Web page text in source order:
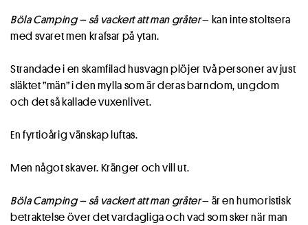
Böla Camping – så vackert att man gråter– kan inte stoltsera
med svaret men krafsar på ytan.
Strandade i en skamfilad husvagn plöjer två personer av just
släktet ”män” i den mylla som är deras barndom, ungdom
och det så kallade vuxenlivet.
En fyrtioårig vänskap luftas.
Men något skaver. Kränger och vill ut.
Böla Camping – så vackert att man gråter– är en humoristisk
betraktelse över det vardagliga och vad som sker när man